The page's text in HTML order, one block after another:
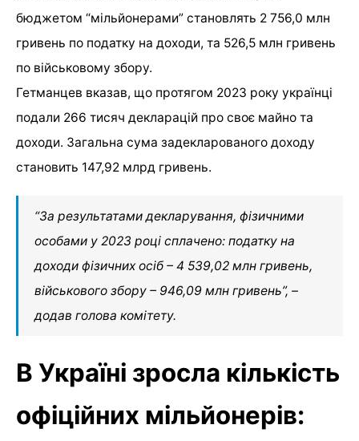
бюджетом “мільйонерами” становлять 2 756,0 млн
гривень по податку на доходи, та 526,5 млн гривень
по військовому збору.
Гетманцев вказав, що протягом 2023 року українці
подали 266 тисяч декларацій про своє майно та
доходи. Загальна сума задекларованого доходу
становить 147,92 млрд гривень.
“За результатами декларування, фізичними
особами у 2023 році сплачено: податку на
доходи фізичних осіб – 4 539,02 млн гривень,
військового збору – 946,09 млн гривень”, –
додав голова комітету.
В Україні зросла кількість
офіційних мільйонерів: